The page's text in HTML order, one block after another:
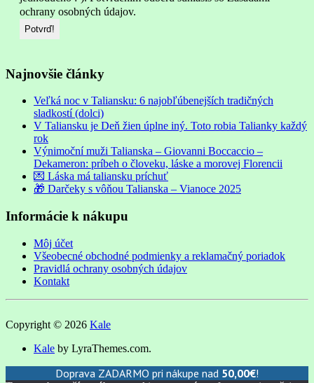
ochrany osobných údajov.
Najnovšie články
Veľká noc v Taliansku: 6 najobľúbenejších tradičných
sladkostí (dolci)
V Taliansku je Deň žien úplne iný. Toto robia Talianky každý
rok
Výnimoční muži Talianska – Giovanni Boccaccio –
Dekameron: príbeh o človeku, láske a morovej Florencii
💌 Láska má taliansku príchuť
🎁 Darčeky s vôňou Talianska – Vianoce 2025
Informácie k nákupu
Môj účet
Všeobecné obchodné podmienky a reklamačný poriadok
Pravidlá ochrany osobných údajov
Kontakt
Copyright © 2026 Kale
Kale by LyraThemes.com.
Doprava ZADARMO pri nákupe nad 50,00€!